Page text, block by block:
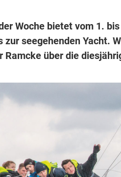
Woche bietet vom 1.
zur seegehenden Yacht.
Ramcke über die